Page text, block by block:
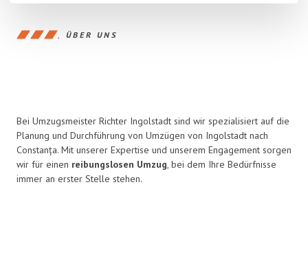
ÜBER UNS
Bei Umzugsmeister Richter Ingolstadt sind wir spezialisiert auf die
Planung und Durchführung von Umzügen von Ingolstadt nach
Constanța. Mit unserer Expertise und unserem Engagement sorgen
wir für einen reibungslosen Umzug, bei dem Ihre Bedürfnisse
immer an erster Stelle stehen.